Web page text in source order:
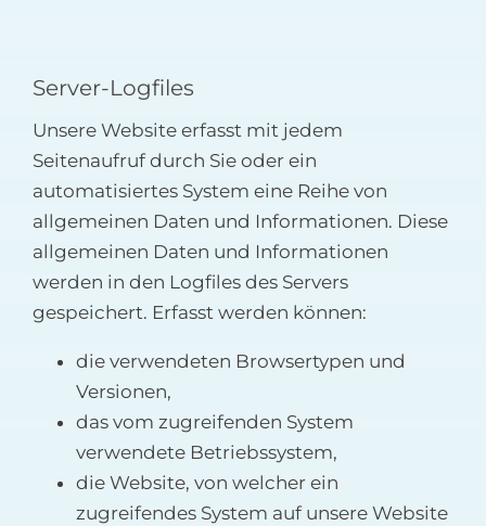
Server-Logfiles
Unsere Website erfasst mit jedem
Seitenaufruf durch Sie oder ein
automatisiertes System eine Reihe von
allgemeinen Daten und Informationen. Diese
allgemeinen Daten und Informationen
werden in den Logfiles des Servers
gespeichert. Erfasst werden können:
die verwendeten Browsertypen und
Versionen,
das vom zugreifenden System
verwendete Betriebssystem,
die Website, von welcher ein
zugreifendes System auf unsere Website